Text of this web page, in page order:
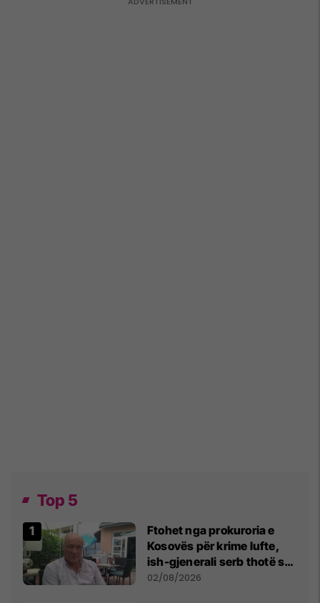
Top 5
Ftohet nga prokuroria e
Kosovës për krime lufte,
ish-gjenerali serb thotë se
dikush e tradhtoi në
02/08/2026